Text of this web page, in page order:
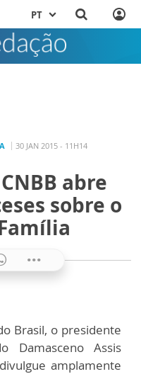
PT
30 JAN 2015 - 11H14
abre
sobre o
Brasil, o presidente
Damasceno Assis
amplamente